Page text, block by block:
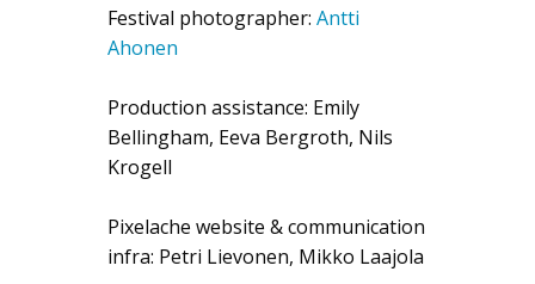
Festival photographer: Antti
Ahonen
Production assistance: Emily
Bellingham, Eeva Bergroth, Nils
Krogell
Pixelache website & communication
infra: Petri Lievonen, Mikko Laajola